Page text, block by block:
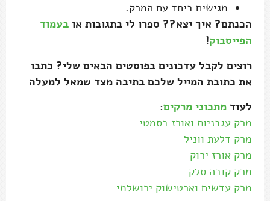
מגישים ביחד עם המרק.
הכנתם? איך יצא?? ספרו לי בתגובות או בעמוד
הפייסבוק!
רוצים לקבל עדכונים בפוסטים הבאים שלי? כתבו
את כתובת המייל שלכם בתיבה מצד שמאל למעלה
לעוד מתכוני מרקים:
מרק עגבניות ואורז בסמטי
מרק דלעת ווניל
מרק אורז ירוק
מרק קובה סלק
מרק עדשים וארטישוק ירושלמי